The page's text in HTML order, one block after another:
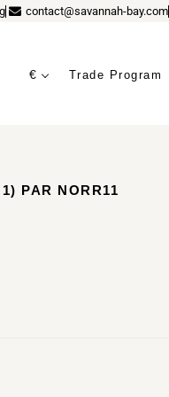
contact@savannah-bay.com
€ Trade Program
PAR NORR11